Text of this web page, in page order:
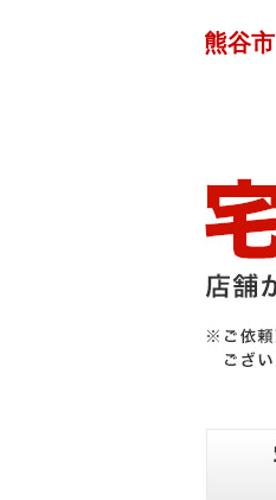
熊谷市